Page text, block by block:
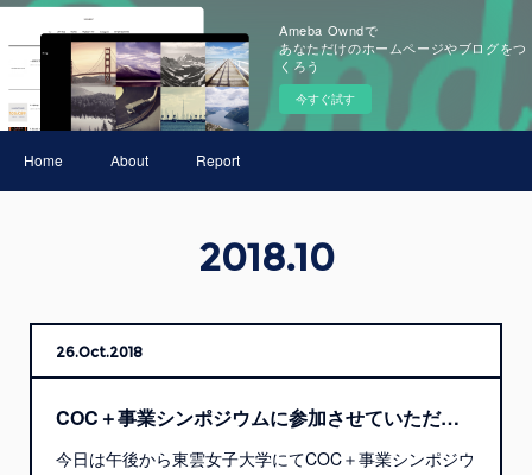
Ameba Owndで
あなただけのホームページやブログをつ
くろう
今すぐ試す
Home About Report
2018.10
26 Oct 2018
COC＋事業シンポジウムに参加させていただきました。
今日は午後から東雲女子大学にてCOC＋事業シンポジウ